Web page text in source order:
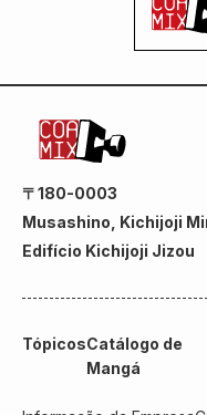
〒180-0003
Musashino, Kichijoji
Edifício Kichijoji Jizou
TópicosCatálogo de
Mangá